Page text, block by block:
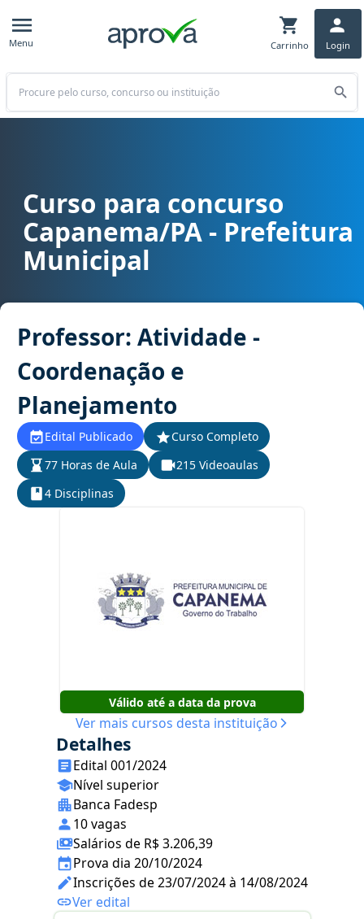
Menu Carrinho Login
Buscar
Curso para concurso Capanema/PA - Prefeitura Municipal cargo
Curso para concurso
Capanema/PA - Prefeitura
Municipal
Professor: Atividade -
Coordenação e
Planejamento
Edital Publicado
Curso Completo
77 Horas de Aula
215 Videoaulas
4 Disciplinas
Válido até a data da prova
Ver mais cursos desta instituição
Detalhes
Edital 001/2024
Nível superior
Banca Fadesp
10 vagas
Salários de R$ 3.206,39
Prova dia 20/10/2024
Inscrições de 23/07/2024 à 14/08/2024
Ver edital